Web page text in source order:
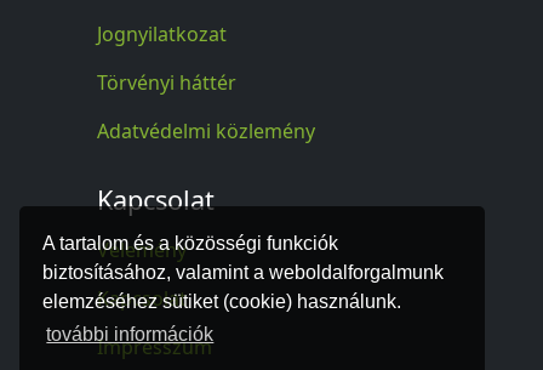
A tartalom és a közösségi funkciók
biztosításához, valamint a weboldalforgalmunk
elemzéséhez sütiket (cookie) használunk.
további információk
Jognyilatkozat
Törvényi háttér
Adatvédelmi közlemény
Kapcsolat
Vélemény
Kapcsolat
Impresszum